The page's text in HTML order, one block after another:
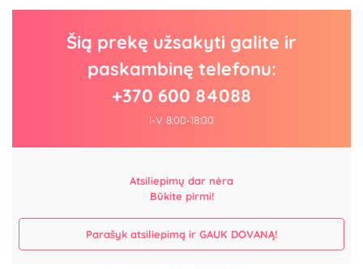
Šią prekę užsakyti galite ir
paskambinę telefonu:
+370 600 84088
I-V 8:00-18:00
Atsiliepimų dar nėra
Būkite pirmi!
Parašyk atsiliepimą ir GAUK DOVANĄ!